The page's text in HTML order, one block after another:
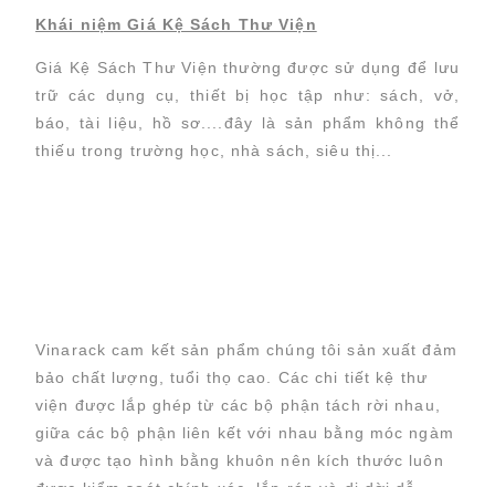
Khái niệm Giá Kệ Sách Thư Viện
Giá Kệ Sách Thư Viện thường được sử dụng để lưu
trữ các dụng cụ, thiết bị học tập như: sách, vở,
báo, tài liệu, hồ sơ....đây là sản phẩm không thể
thiếu trong trường học, nhà sách, siêu thị...
Vinarack cam kết sản phẩm chúng tôi sản xuất đảm
bảo chất lượng, tuổi thọ cao. Các chi tiết kệ thư
viện được lắp ghép từ các bộ phận tách rời nhau,
giữa các bộ phận liên kết với nhau bằng móc ngàm
và được tạo hình bằng khuôn nên kích thước luôn